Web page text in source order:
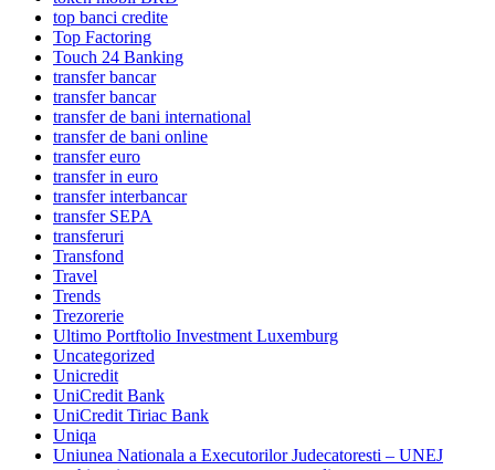
top banci credite
Top Factoring
Touch 24 Banking
transfer bancar
transfer bancar
transfer de bani international
transfer de bani online
transfer euro
transfer in euro
transfer interbancar
transfer SEPA
transferuri
Transfond
Travel
Trends
Trezorerie
Ultimo Portftolio Investment Luxemburg
Uncategorized
Unicredit
UniCredit Bank
UniCredit Tiriac Bank
Uniqa
Uniunea Nationala a Executorilor Judecatoresti – UNEJ